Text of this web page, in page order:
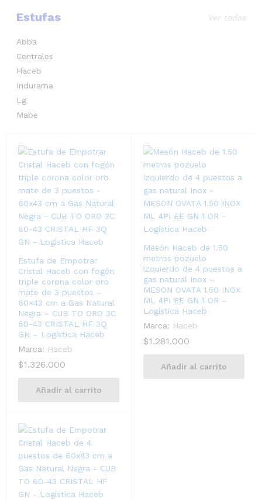
Estufas
Abba
Centrales
Haceb
Indurama
Lg
Mabe
Ver todos
Estufa de Empotrar
Cristal Haceb con fogón
triple corona color oro
mate de 3 puestos –
60×43 cm a Gas Natural
Negra – CUB TO ORO 3C
60-43 CRISTAL HF 3Q
GN – Logística Haceb
Marca: Haceb
$1.326.000
Añadir al carrito
Mesón Haceb de 1.50
metros pozuelo
izquierdo de 4 puestos a
gas natural Inox –
MESON OVATA 1.50 INOX
ML 4PI EE GN 1 OR –
Logística Haceb
Marca: Haceb
$1.281.000
Añadir al carrito